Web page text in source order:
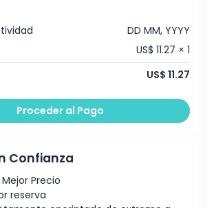
DD MM, YYYY
US$ 11.27 × 1
US$ 11.27
Proceder al Pago
Confianza
Precio
reserva